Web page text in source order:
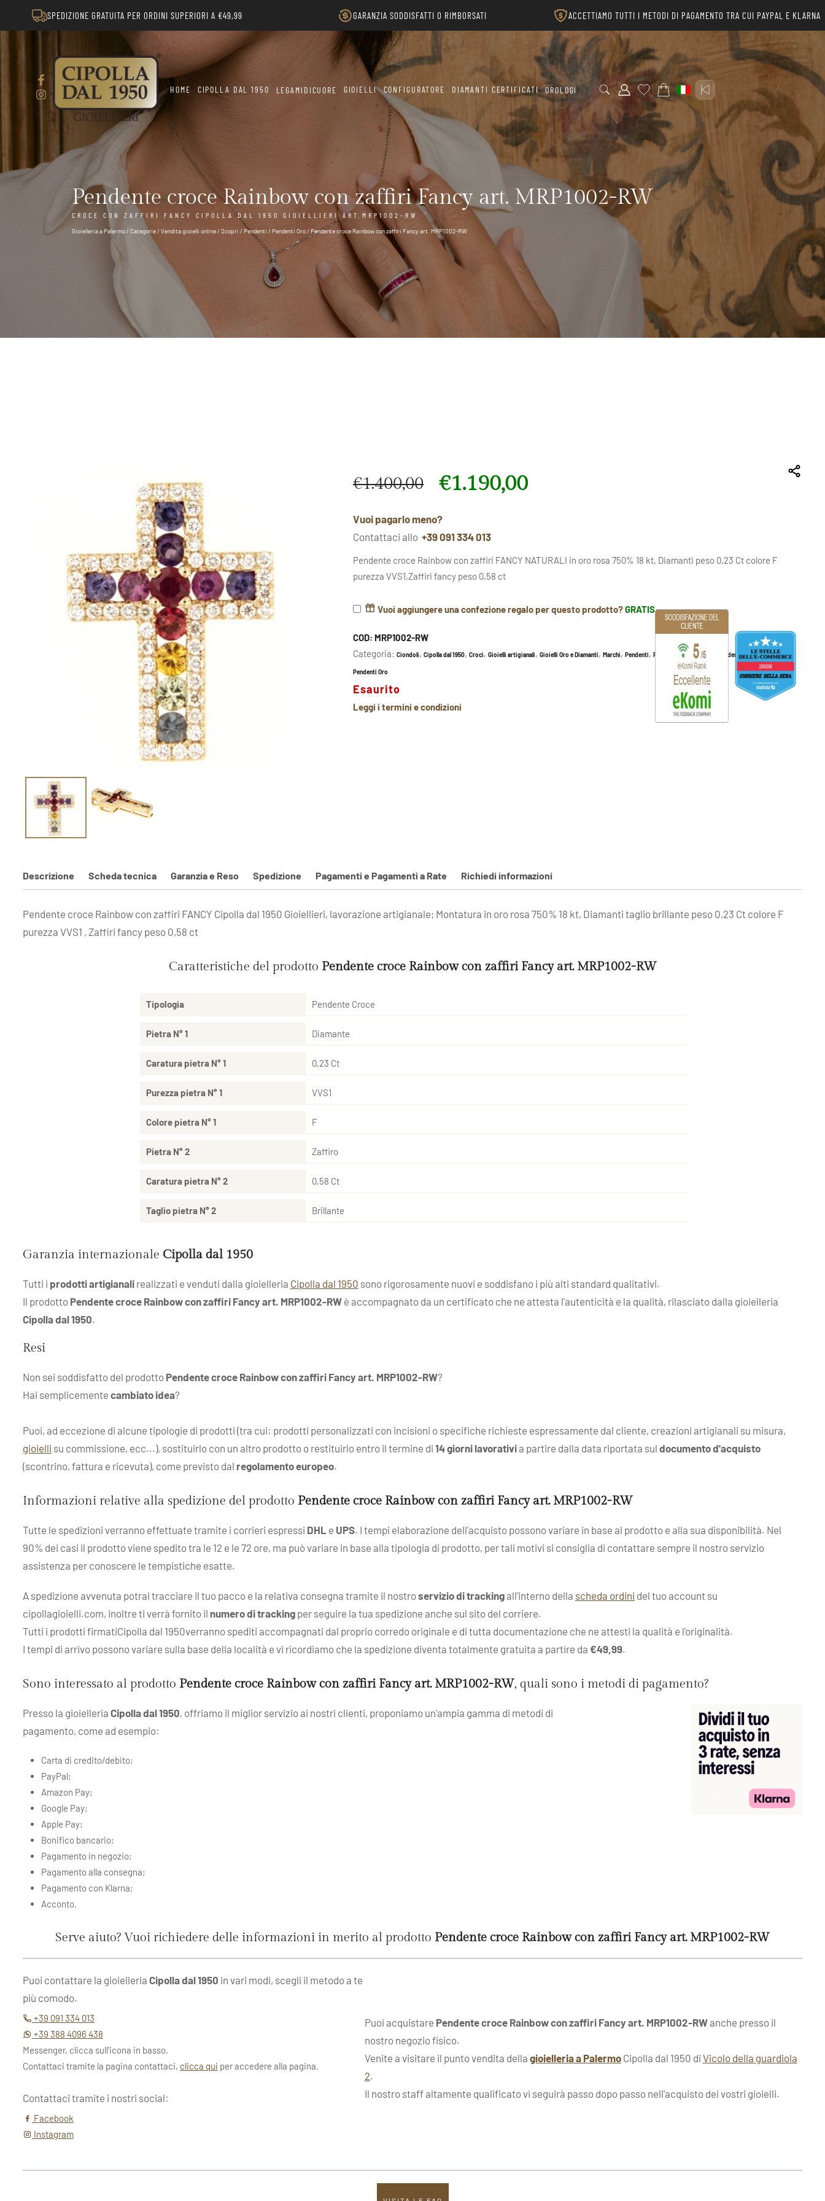
SPEDIZIONE GRATUITA PER ORDINI SUPERIORI A €49,99 GARANZIA SODDISFATTI O RIMBORSATI ACCETTIAMO TUTTI I METODI DI PAGAMENTO TRA CUI PAYPAL E KLARNA
HOME CIPOLLA DAL 1950 LEGAMIDICUORE GIOIELLI CONFIGURATORE DIAMANTI CERTIFICATI OROLOGI
Pendente croce Rainbow con zaffiri Fancy art. MRP1002-RW
CROCE CON ZAFFIRI FANCY CIPOLLA DAL 1950 GIOIELLIERI ART.MRP1002-RW
Gioielleria a Palermo/ Categorie/ Vendita gioielli online/ Scopri / Pendenti / Pendenti Oro/ Pendente croce Rainbow con zaffiri Fancy art. MRP1002-RW
€1.400,00
Il prezzo originale era: €1.400,00.
€1.190,00
Il prezzo attuale è: €1.190,00.
Vuoi pagarlo meno?
Contattaci allo +39 091 334 013
Pendente croce Rainbow con zaffiri FANCY NATURALI in oro rosa 750% 18 kt, Diamanti peso 0,23 Ct colore F
purezza VVS1,Zaffiri fancy peso 0,58 ct
Vuoi aggiungere una confezione regalo per questo prodotto?GRATIS
COD: MRP1002-RW
Categoria: Ciondoli, Cipolla dal 1950, Croci, Gioielli artigianali, Gioielli Oro e Diamanti, Marchi, Pendenti, Pendenti con Diamanti Pendenti con zaffiri,
Pendenti Oro
Esaurito
Leggi i termini e condizioni
Descrizione Scheda tecnica Garanzia e Reso Spedizione Pagamenti e Pagamenti a Rate Richiedi informazioni
Pendente croce Rainbow con zaffiri FANCY Cipolla dal 1950 Gioiellieri, lavorazione artigianale; Montatura in oro rosa 750% 18 kt, Diamanti taglio brillante peso 0,23 Ct colore F
purezza VVS1 , Zaffiri fancy peso 0,58 ct
Caratteristiche del prodotto Pendente croce Rainbow con zaffiri Fancy art. MRP1002-RW
Tipologia Pendente Croce
Pietra N° 1 Diamante
Caratura pietra N° 1 0,23 Ct
Purezza pietra N° 1 VVS1
Colore pietra N° 1 F
Pietra N° 2 Zaffiro
Caratura pietra N° 2 0,58 Ct
Taglio pietra N° 2 Brillante
Garanzia internazionale Cipolla dal 1950
Tutti i prodotti artigianali realizzati e venduti dalla gioielleria Cipolla dal 1950 sono rigorosamente nuovi e soddisfano i più alti standard qualitativi.
Il prodotto Pendente croce Rainbow con zaffiri Fancy art. MRP1002-RW è accompagnato da un certificato che ne attesta l'autenticità e la qualità, rilasciato dalla gioielleria
Cipolla dal 1950.
Resi
Non sei soddisfatto del prodotto Pendente croce Rainbow con zaffiri Fancy art. MRP1002-RW?
Hai semplicemente cambiato idea?
Puoi, ad eccezione di alcune tipologie di prodotti (tra cui: prodotti personalizzati con incisioni o specifiche richieste espressamente dal cliente, creazioni artigianali su misura,
gioielli su commissione, ecc...), sostituirlo con un altro prodotto o restituirlo entro il termine di 14 giorni lavorativia partire dalla data riportata sul documento d'acquisto
(scontrino, fattura e ricevuta), come previsto dal regolamento europeo.
Informazioni relative alla spedizione del prodotto Pendente croce Rainbow con zaffiri Fancy art. MRP1002-RW
Tutte le spedizioni verranno effettuate tramite i corrieri espressi DHL e UPS. I tempi elaborazione dell'acquisto possono variare in base al prodotto e alla sua disponibilità. Nel
90% dei casi il prodotto viene spedito tra le 12 e le 72 ore, ma può variare in base alla tipologia di prodotto, per tali motivi si consiglia di contattare sempre il nostro servizio
assistenza per conoscere le tempistiche esatte.
A spedizione avvenuta potrai tracciare il tuo pacco e la relativa consegna tramite il nostroservizio di trackingall'interno della scheda ordini del tuo account su
cipollagioielli.com, inoltre ti verrà fornito il numero di tracking per seguire la tua spedizione anche sul sito del corriere.
Tutti i prodotti firmatiCipolla dal 1950verranno spediti accompagnati dal proprio corredo originale e di tutta documentazione che ne attesti la qualità e l'originalità.
I tempi di arrivo possono variare sulla base della località e vi ricordiamo che la spedizione diventa totalmente gratuita a partire da €49,99.
Sono interessato al prodotto Pendente croce Rainbow con zaffiri Fancy art. MRP1002-RW, quali sono i metodi di pagamento?
Presso la gioielleria Cipolla dal 1950, offriamo il miglior servizio ai nostri clienti, proponiamo un'ampia gamma di metodi di
pagamento, come ad esempio:
Carta di credito/debito;
PayPal;
Amazon Pay;
Google Pay;
Apple Pay;
Bonifico bancario;
Pagamento in negozio;
Pagamento alla consegna;
Pagamento con Klarna;
Acconto.
Serve aiuto? Vuoi richiedere delle informazioni in merito al prodotto Pendente croce Rainbow con zaffiri Fancy art. MRP1002-RW
Puoi contattare la gioielleria Cipolla dal 1950 in vari modi, scegli il metodo a te
più comodo.
+39 091 334 013
+39 388 4096 438
Messenger, clicca sull'icona in basso.
Contattaci tramite la pagina contattaci, clicca qui per accedere alla pagina.
Contattaci tramite i nostri social:
Facebook
Instagram
Puoi acquistare Pendente croce Rainbow con zaffiri Fancy art. MRP1002-RWanche presso il
nostro negozio fisico.
Venite a visitare il punto vendita della gioielleria a PalermoCipolla dal 1950 di Vicolo della guardiola
2.
Il nostro staff altamente qualificato vi seguirà passo dopo passo nell'acquisto dei vostri gioielli.